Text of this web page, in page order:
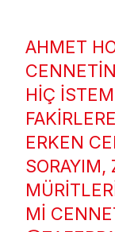
AHMET
HIÇ
ERKEN
SORAYIM,
MI